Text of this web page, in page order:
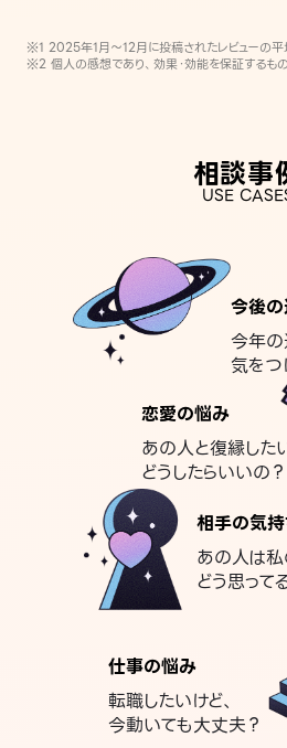
※1 2025年1月〜12月に投稿されたレビューの平
※2 個人の感想であり、効果・効能を保証するも
相談事
USE
今後
今年
気をつ
恋愛の悩み
あの人と復縁し
どうしたらいいの？
相手の気持
あの人は私
どう思って
仕事の悩み
転職したいけど、
今動いても大丈夫？